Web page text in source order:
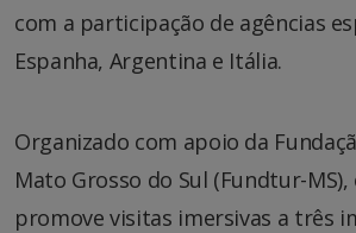
com a participação de agências
Espanha, Argentina e Itália.
Organizado com apoio da
Mato Grosso do Sul (Fundtur-
promove visitas imersivas a três